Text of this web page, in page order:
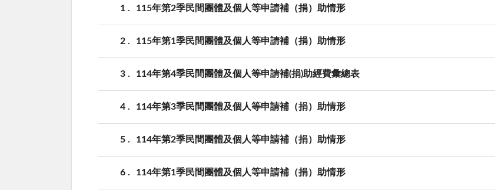
1 115年第2季民間團體及個人等申請補（捐）助情形
2 115年第1季民間團體及個人等申請補（捐）助情形
3 114年第4季民間團體及個人等申請補(捐)助經費彙總表
4 114年第3季民間團體及個人等申請補（捐）助情形
5 114年第2季民間團體及個人等申請補（捐）助情形
6 114年第1季民間團體及個人等申請補（捐）助情形